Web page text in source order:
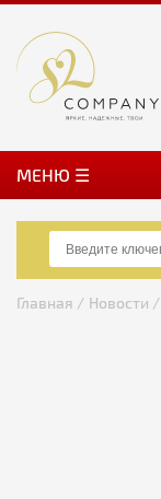
MЕНЮ ☰
Главная / Новости /